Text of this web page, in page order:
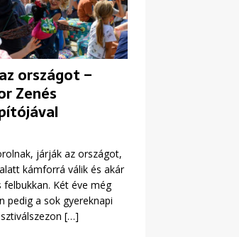
országot –
Zenés
járják az országot,
kámforrá válik és akár
Két éve még
pedig a sok gyereknapi
[…]